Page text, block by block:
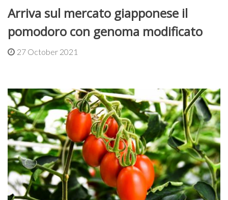
Arriva sul mercato giapponese il
pomodoro con genoma modificato
27 October 2021